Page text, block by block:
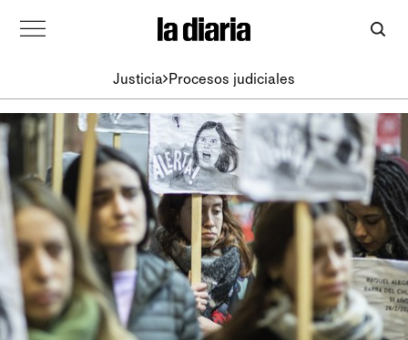
Justicia Procesos judiciales